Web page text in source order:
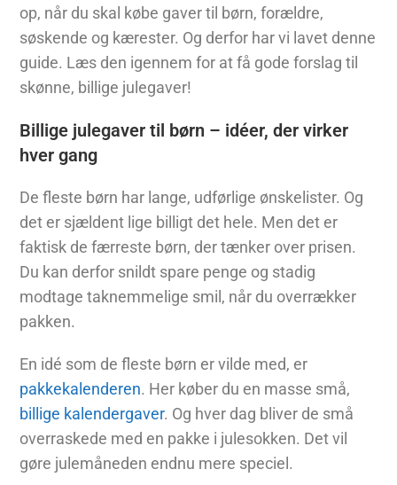
op, når du skal købe gaver til børn, forældre,
søskende og kærester. Og derfor har vi lavet denne
guide. Læs den igennem for at få gode forslag til
skønne, billige julegaver!
Billige julegaver til børn – idéer, der virker
hver gang
De fleste børn har lange, udførlige ønskelister. Og
det er sjældent lige billigt det hele. Men det er
faktisk de færreste børn, der tænker over prisen.
Du kan derfor snildt spare penge og stadig
modtage taknemmelige smil, når du overrækker
pakken.
En idé som de fleste børn er vilde med, er
pakkekalenderen. Her køber du en masse små,
billige kalendergaver. Og hver dag bliver de små
overraskede med en pakke i julesokken. Det vil
gøre julemåneden endnu mere speciel.